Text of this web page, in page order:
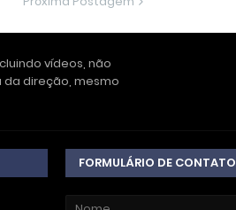
vídeos, não
direção, mesmo
FORMULÁRIO DE CONTATO